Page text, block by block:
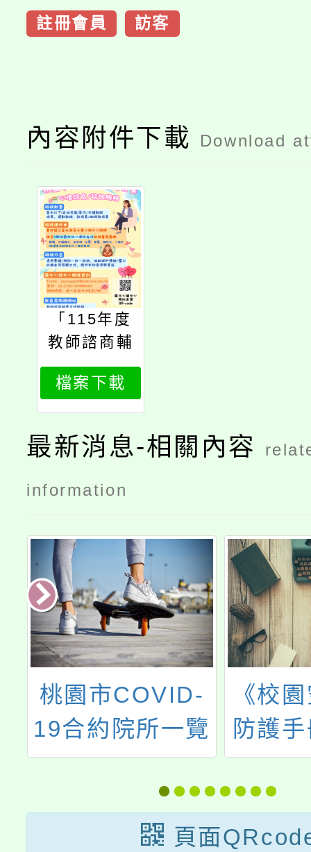
註冊會員 訪客
內容附件下載 Download
「115年度
教師諮商輔
導支持服
務」合作心
理諮商所
檔案下載
最新消息-相關內容
information
《校園空氣品質
防護手冊—小小
偵探出動！》
轉知
「桃
檢
頁面